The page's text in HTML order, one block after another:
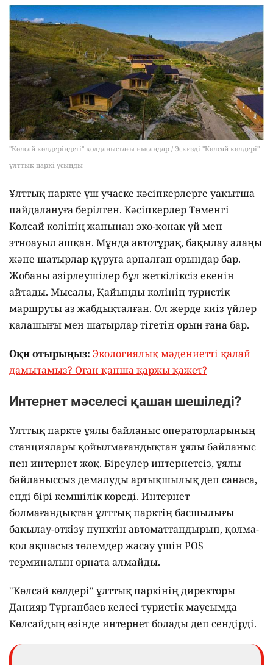
"Көлсай көлдеріндегі" қолданыстағы нысандар / Эскизді "Көлсай көлдері"
ұлттық паркі ұсынды
Ұлттық паркте үш учаске кәсіпкерлерге уақытша
пайдалануға берілген. Кәсіпкерлер Төменгі
Көлсай көлінің жанынан эко-қонақ үй мен
этноауыл ашқан. Мұнда автотұрақ, бақылау алаңы
және шатырлар құруға арналған орындар бар.
Жобаны әзірлеушілер бұл жеткіліксіз екенін
айтады. Мысалы, Қайыңды көлінің туристік
маршруты аз жабдықталған. Ол жерде киіз үйлер
қалашығы мен шатырлар тігетін орын ғана бар.
Оқи отырыңыз: Экологиялық мәдениетті қалай
дамытамыз? Оған қанша қаржы қажет?
Интернет мәселесі қашан шешіледі?
Ұлттық паркте ұялы байланыс операторларының
станциялары қойылмағандықтан ұялы байланыс
пен интернет жоқ. Біреулер интернетсіз, ұялы
байланыссыз демалуды артықшылық деп санаса,
енді бірі кемшілік көреді. Интернет
болмағандықтан ұлттық парктің басшылығы
бақылау-өткізу пунктін автоматтандырып, қолма-
қол ақшасыз төлемдер жасау үшін POS
терминалын орната алмайды.
"Көлсай көлдері" ұлттық паркінің директоры
Данияр Тұрғанбаев келесі туристік маусымда
Көлсайдың өзінде интернет болады деп сендірді.